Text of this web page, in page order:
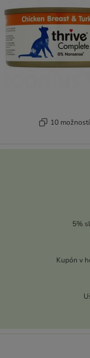
10 možností
5%
Kupón v